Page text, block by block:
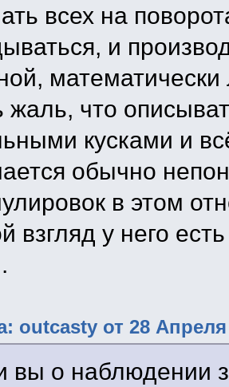
всех на
и
жаль, что
кусками и
обычно
в этом
взгляд у него
outcasty от 28 Апреля
вы о наблюдении